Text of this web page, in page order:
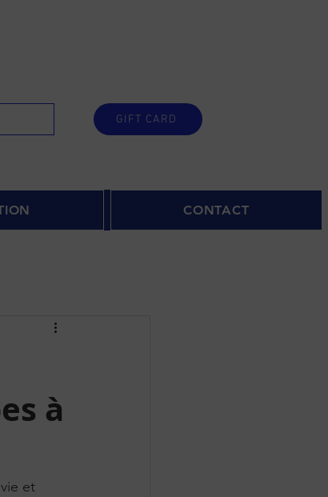
GIFT CARD
CONTACT
à
et